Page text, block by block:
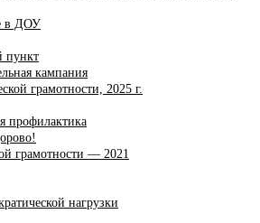
в ДОУ
пункт
кампания
грамотности, 2025 г.
профилактика
грамотности — 2021
нагрузки